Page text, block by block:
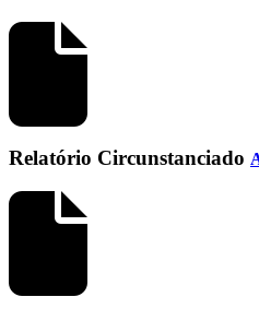
Relatório Circunstanciado